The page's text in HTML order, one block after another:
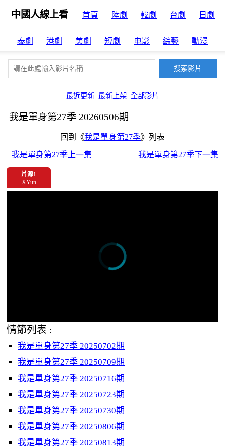
中國人線上看 首頁 陸劇 韓劇 台劇 日劇
泰劇 港劇 美劇 短劇 电影 綜藝 動漫
最近更新 最新上架 全部影片
我是單身第27季 20260506期
回到《我是單身第27季》列表
我是單身第27季上一集
我是單身第27季下一集
片源1
XYun
情節列表 :
我是單身第27季 20250702期
我是單身第27季 20250709期
我是單身第27季 20250716期
我是單身第27季 20250723期
我是單身第27季 20250730期
我是單身第27季 20250806期
我是單身第27季 20250813期